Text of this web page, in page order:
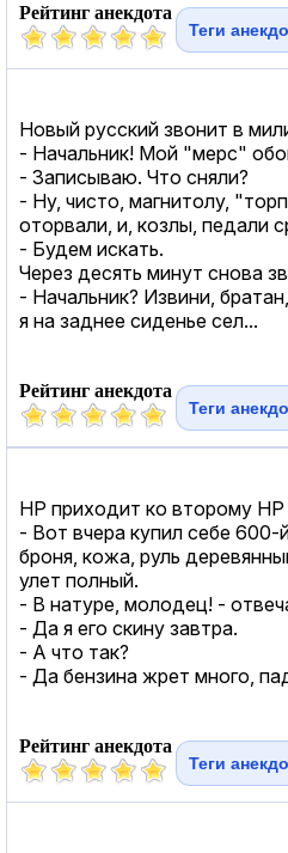
Рейтинг анекдота
Теги
Новый русский звонит в
- Начальник! Мой "мерс"
- Записываю. Что сняли?
- Ну, чисто, магнитолу,
оторвали, и, козлы, педали
- Будем искать.
Через десять минут снова
- Начальник? Извини,
я на заднее сиденье сел...
Рейтинг анекдота
Теги
НР приходит ко второму НР
- Вот вчера купил себе 600-
броня, кожа, руль
улет полный.
- В натуре, молодец! -
- Да я его скину завтра.
- А что так?
- Да бензина жрет много,
Рейтинг анекдота
Теги